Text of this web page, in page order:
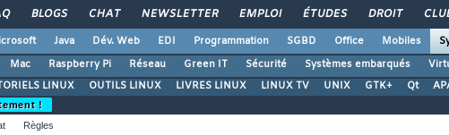
BLOGS CHAT NEWSLETTER EMPLOI ÉTUDES DROIT
Java Dév. Web EDI Programmation SGBD Office Mobiles
Mac Raspberry Pi Réseau Green IT Sécurité Systèmes embarqués
LINUX OUTILS LINUX LIVRES LINUX LINUX TV UNIX GTK+ Qt
!
Règles